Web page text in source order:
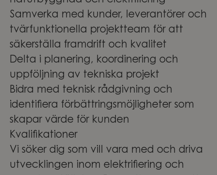
Samverka med kunder, leverantörer och
tvärfunktionella projektteam för att
säkerställa framdrift och kvalitet
Delta i planering, koordinering och
uppföljning av tekniska projekt
Bidra med teknisk rådgivning och
identifiera förbättringsmöjligheter som
skapar värde för kunden
Kvalifikationer
Vi söker dig som vill vara med och driva
utvecklingen inom elektrifiering och